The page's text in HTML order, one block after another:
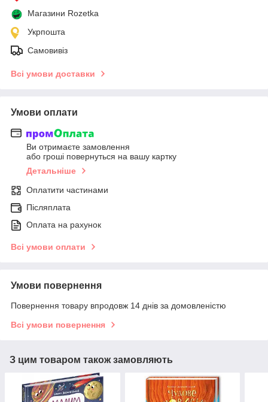
Магазини Rozetka
Укрпошта
Самовивіз
Всі умови доставки
Умови оплати
Ви отримаєте замовлення
або гроші повернуться на вашу картку
Детальніше
Оплатити частинами
Післяплата
Оплата на рахунок
Всі умови оплати
Умови повернення
Повернення товару впродовж 14 днів за домовленістю
Всі умови повернення
З цим товаром також замовляють